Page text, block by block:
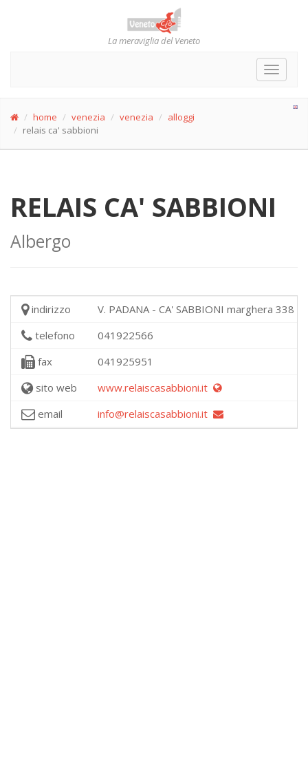
La meraviglia del Veneto
Toggle
home venezia venezia
alloggi
relais ca' sabbioni
RELAIS CA' SABBIONI
Albergo
indirizzo
V. PADANA - CA' SABBIONI marghera 338 -
telefono
041922566
fax
041925951
sito web
www.relaiscasabbioni.it
email
info@relaiscasabbioni.it